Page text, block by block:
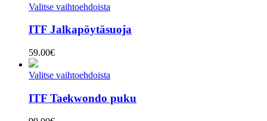
Valitse vaihtoehdoista
ITF Jalkapöytäsuoja
59.00€
Valitse vaihtoehdoista
ITF Taekwondo puku